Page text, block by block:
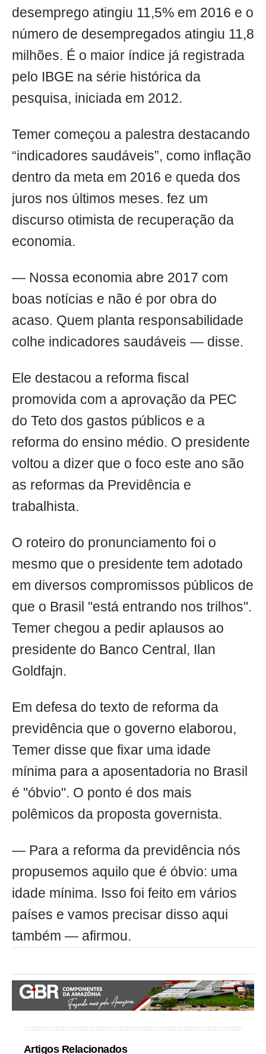
desemprego atingiu 11,5% em 2016 e o
número de desempregados atingiu 11,8
milhões. É o maior índice já registrada
pelo IBGE na série histórica da
pesquisa, iniciada em 2012.
Temer começou a palestra destacando
“indicadores saudáveis”, como inflação
dentro da meta em 2016 e queda dos
juros nos últimos meses. fez um
discurso otimista de recuperação da
economia.
— Nossa economia abre 2017 com
boas notícias e não é por obra do
acaso. Quem planta responsabilidade
colhe indicadores saudáveis — disse.
Ele destacou a reforma fiscal
promovida com a aprovação da PEC
do Teto dos gastos públicos e a
reforma do ensino médio. O presidente
voltou a dizer que o foco este ano são
as reformas da Previdência e
trabalhista.
O roteiro do pronunciamento foi o
mesmo que o presidente tem adotado
em diversos compromissos públicos de
que o Brasil "está entrando nos trilhos".
Temer chegou a pedir aplausos ao
presidente do Banco Central, Ilan
Goldfajn.
Em defesa do texto de reforma da
previdência que o governo elaborou,
Temer disse que fixar uma idade
mínima para a aposentadoria no Brasil
é "óbvio". O ponto é dos mais
polêmicos da proposta governista.
— Para a reforma da previdência nós
propusemos aquilo que é óbvio: uma
idade mínima. Isso foi feito em vários
países e vamos precisar disso aqui
também — afirmou.
Artigos Relacionados